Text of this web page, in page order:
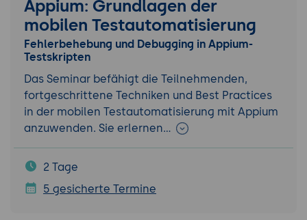
Appium: Grundlagen der
mobilen Testautomatisierung
Fehlerbehebung und Debugging in Appium-
Testskripten
Das Seminar befähigt die Teilnehmenden,
fortgeschrittene Techniken und Best Practices
in der mobilen Testautomatisierung mit Appium
anzuwenden. Sie erlernen…
2 Tage
5 gesicherte Termine